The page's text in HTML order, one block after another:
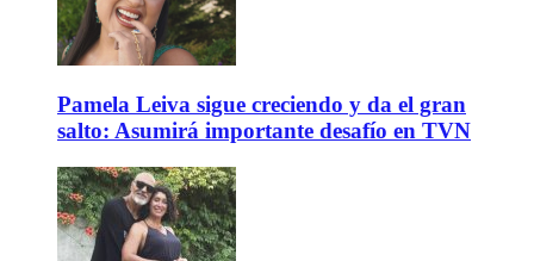
Pamela Leiva sigue creciendo y da el gran
salto: Asumirá importante desafío en TVN